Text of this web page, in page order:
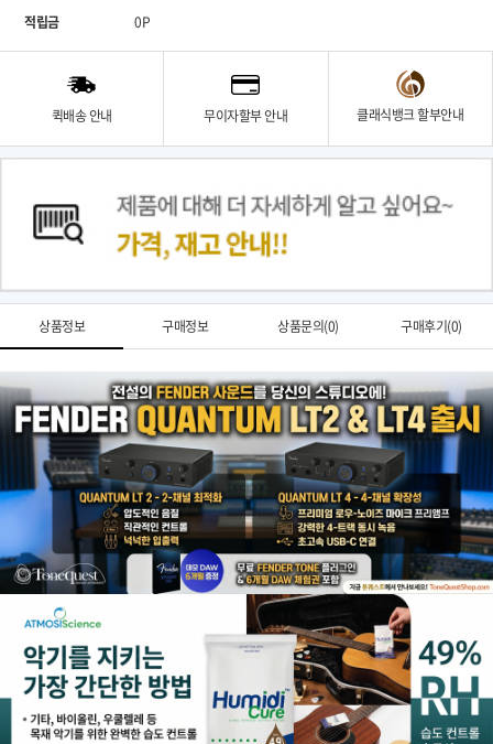
적립금
0P
퀵배송 안내 무이자할부 안내 클래식뱅크 할부안내
상품정보 구매정보 상품문의(0) 구매후기(0)